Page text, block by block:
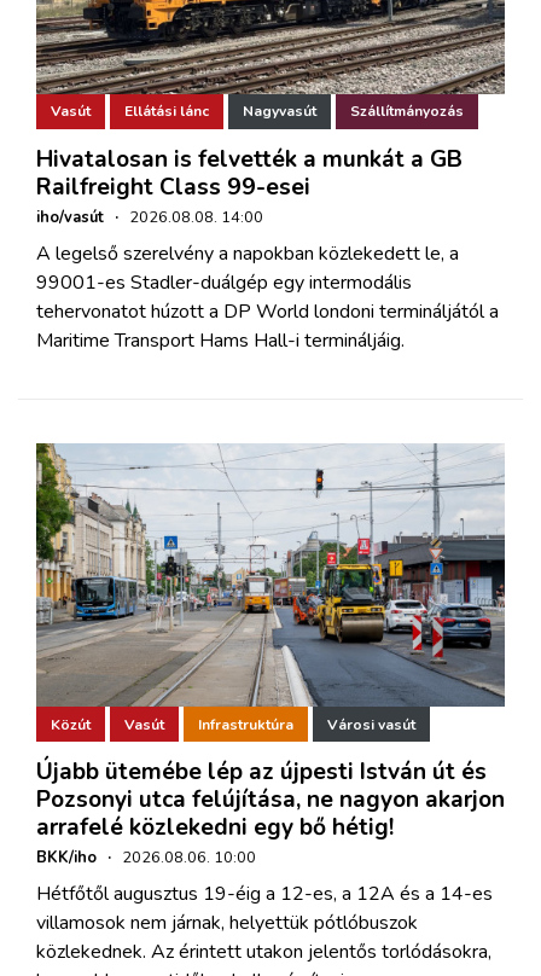
Vasút Ellátási lánc Nagyvasút Szállítmányozás
Hivatalosan is felvették a munkát a GB
Railfreight Class 99-esei
iho/vasút · 2026.08.08. 14:00
A legelső szerelvény a napokban közlekedett le, a
99001-es Stadler-duálgép egy intermodális
tehervonatot húzott a DP World londoni termináljától a
Maritime Transport Hams Hall-i termináljáig.
Közút Vasút Infrastruktúra Városi vasút
Újabb ütemébe lép az újpesti István út és
Pozsonyi utca felújítása, ne nagyon akarjon
arrafelé közlekedni egy bő hétig!
BKK/iho · 2026.08.06. 10:00
Hétfőtől augusztus 19-éig a 12-es, a 12A és a 14-es
villamosok nem járnak, helyettük pótlóbuszok
közlekednek. Az érintett utakon jelentős torlódásokra,